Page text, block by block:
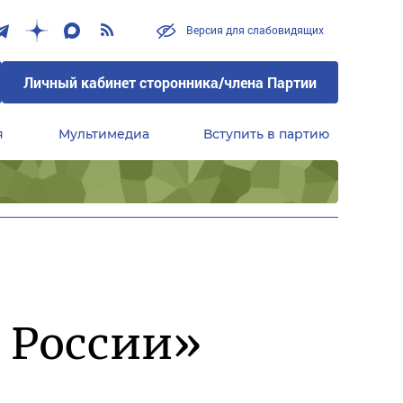
Версия для слабовидящих
Личный кабинет сторонника/члена Партии
Мультимедиа Вступить в партию